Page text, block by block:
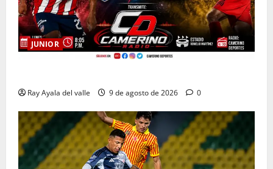
JUNIOR
Ray Ayala del valle 9 de agosto de 2026 0